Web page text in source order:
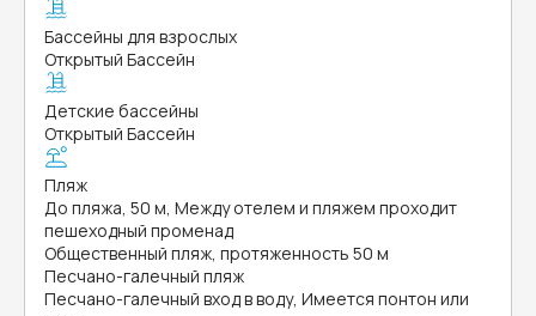
Бассейны для взрослых
Открытый Бассейн
Детские бассейны
Открытый Бассейн
Пляж
До пляжа, 50 м, Между отелем и пляжем проходит
пешеходный променад
Общественный пляж, протяженность 50 м
Песчано-галечный пляж
Песчано-галечный вход в воду, Имеется понтон или